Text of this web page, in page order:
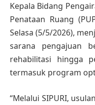
Kepala Bidang
Penataan Ruang
Selasa (5/5/2026),
sarana pengajuan
rehabilitasi hingga
termasuk program
“Melalui SIPURI,